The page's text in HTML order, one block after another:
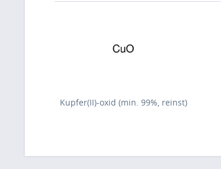
Kupfer(II)-oxid (min. 99%, reinst)